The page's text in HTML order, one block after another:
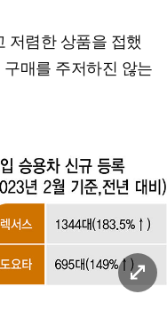
저렴한 상품을 접했
매를 주저하진 않는